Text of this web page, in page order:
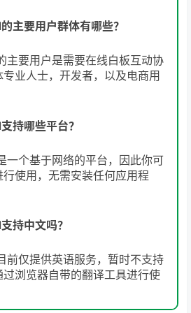
主要用户群体有哪些？
主要用户是需要在线白板互动协
业人士，开发者，以及电商用
持哪些平台？
一个基于网络的平台，因此你可
使用，无需安装任何应用程
持中文吗？
前仅提供英语服务，暂时不支持
浏览器自带的翻译工具进行使